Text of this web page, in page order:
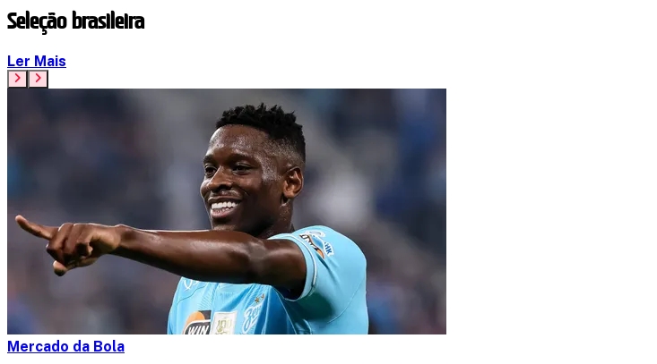
Seleção brasileira
Ler Mais
Mercado da Bola